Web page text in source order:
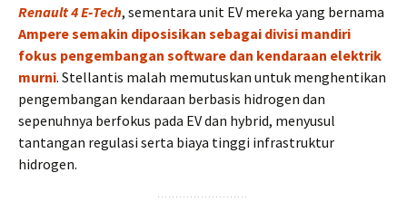
Renault 4 E‑Tech, sementara unit EV mereka yang bernama
Ampere semakin diposisikan sebagai divisi mandiri
fokus pengembangan software dan kendaraan elektrik
murni. Stellantis malah memutuskan untuk menghentikan
pengembangan kendaraan berbasis hidrogen dan
sepenuhnya berfokus pada EV dan hybrid, menyusul
tantangan regulasi serta biaya tinggi infrastruktur
hidrogen.